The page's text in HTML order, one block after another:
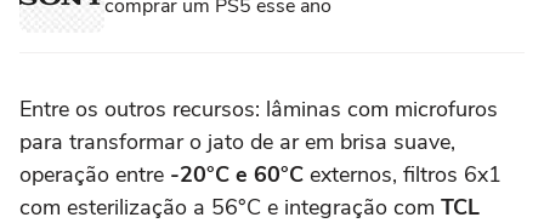
comprar um PS5 esse ano
Entre os outros recursos: lâminas com microfuros
para transformar o jato de ar em brisa suave,
operação entre -20°C e 60°C externos, filtros 6x1
com esterilização a 56°C e integração com TCL